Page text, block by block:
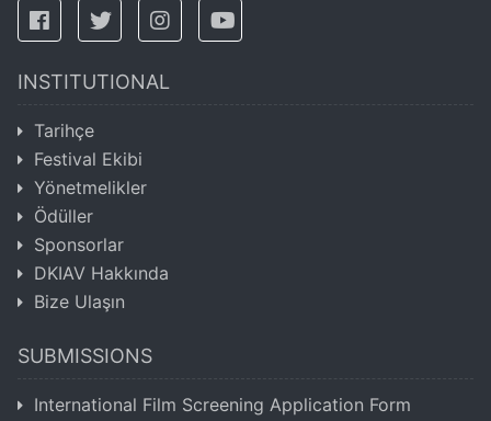
INSTITUTIONAL
Tarihçe
Festival Ekibi
Yönetmelikler
Ödüller
Sponsorlar
DKIAV Hakkında
Bize Ulaşın
SUBMISSIONS
International Film Screening Application Form